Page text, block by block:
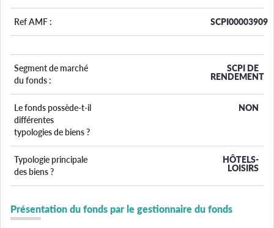
Ref AMF : SCPI00003909
Segment de marché
du fonds :
SCPI DE
RENDEMENT
Le fonds possède-t-il
différentes
typologies de biens ?
NON
Typologie principale
des biens ?
HÔTELS-
LOISIRS
Présentation du fonds par le gestionnaire du fonds